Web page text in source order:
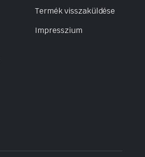
Termék visszaküldése
Impresszium